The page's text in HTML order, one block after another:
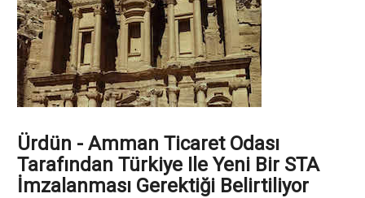
Ürdün - Amman Ticaret Odası
Tarafından Türkiye Ile Yeni Bir STA
İmzalanması Gerektiği Belirtiliyor